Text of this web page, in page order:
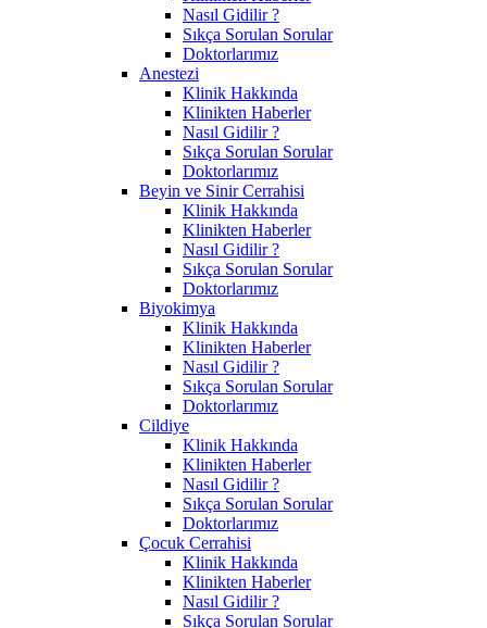
Nasıl Gidilir ?
Sıkça Sorulan Sorular
Doktorlarımız
Anestezi
Klinik Hakkında
Klinikten Haberler
Nasıl Gidilir ?
Sıkça Sorulan Sorular
Doktorlarımız
Beyin ve Sinir Cerrahisi
Klinik Hakkında
Klinikten Haberler
Nasıl Gidilir ?
Sıkça Sorulan Sorular
Doktorlarımız
Biyokimya
Klinik Hakkında
Klinikten Haberler
Nasıl Gidilir ?
Sıkça Sorulan Sorular
Doktorlarımız
Cildiye
Klinik Hakkında
Klinikten Haberler
Nasıl Gidilir ?
Sıkça Sorulan Sorular
Doktorlarımız
Çocuk Cerrahisi
Klinik Hakkında
Klinikten Haberler
Nasıl Gidilir ?
Sıkça Sorulan Sorular